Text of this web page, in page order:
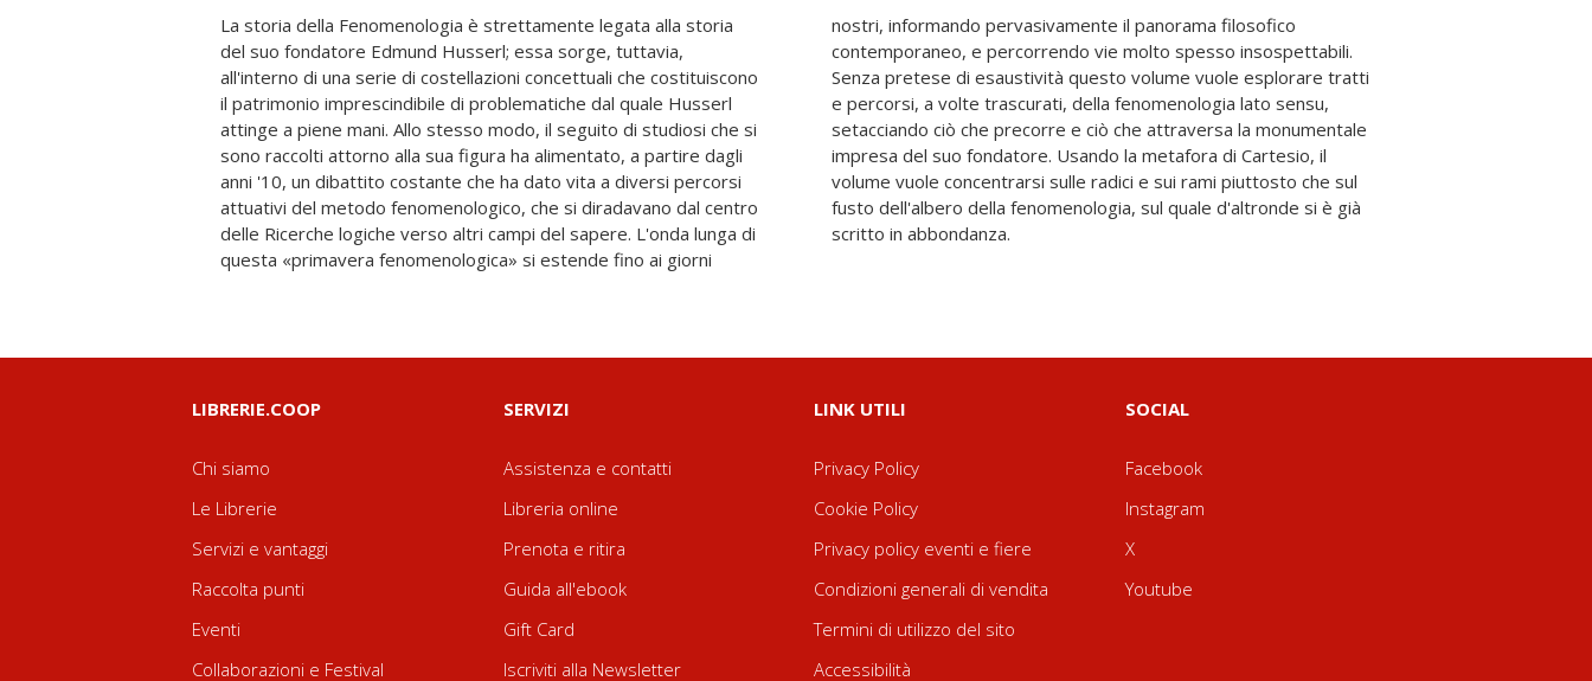
La storia della Fenomenologia è strettamente legata alla storia
del suo fondatore Edmund Husserl; essa sorge, tuttavia,
all'interno di una serie di costellazioni concettuali che costituiscono
il patrimonio imprescindibile di problematiche dal quale Husserl
attinge a piene mani. Allo stesso modo, il seguito di studiosi che si
sono raccolti attorno alla sua figura ha alimentato, a partire dagli
anni '10, un dibattito costante che ha dato vita a diversi percorsi
attuativi del metodo fenomenologico, che si diradavano dal centro
delle Ricerche logiche verso altri campi del sapere. L'onda lunga di
questa «primavera fenomenologica» si estende fino ai giorni
nostri, informando pervasivamente il panorama filosofico
contemporaneo, e percorrendo vie molto spesso insospettabili.
Senza pretese di esaustività questo volume vuole esplorare tratti
e percorsi, a volte trascurati, della fenomenologia lato sensu,
setacciando ciò che precorre e ciò che attraversa la monumentale
impresa del suo fondatore. Usando la metafora di Cartesio, il
volume vuole concentrarsi sulle radici e sui rami piuttosto che sul
fusto dell'albero della fenomenologia, sul quale d'altronde si è già
scritto in abbondanza.
LIBRERIE.COOP
Chi siamo
Le Librerie
Servizi e vantaggi
Raccolta punti
Eventi
Collaborazioni e Festival
SERVIZI
Assistenza e contatti
Libreria online
Prenota e ritira
Guida all'ebook
Gift Card
Iscriviti alla Newsletter
LINK UTILI
Privacy Policy
Cookie Policy
Privacy policy eventi e fiere
Condizioni generali di vendita
Termini di utilizzo del sito
Accessibilità
SOCIAL
Facebook
Instagram
X
Youtube